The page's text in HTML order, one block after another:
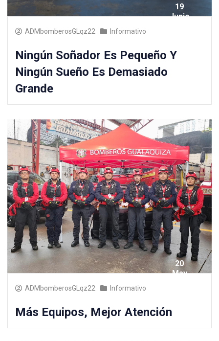
ADMbomberosGLqz22 Informativo
19
Junio
Ningún Soñador Es Pequeño Y
Ningún Sueño Es Demasiado
Grande
ADMbomberosGLqz22 Informativo
20
May
Más Equipos, Mejor Atención